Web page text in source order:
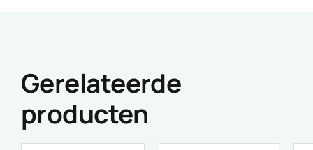
Gerelateerde
producten